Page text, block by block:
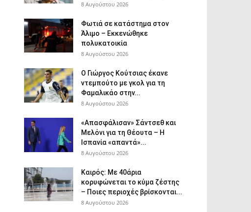
8 Αυγούστου 2026
Φωτιά σε κατάστημα στον
Άλιμο – Εκκενώθηκε
πολυκατοικία
8 Αυγούστου 2026
Ο Γιώργος Κούτσιας έκανε
ντεμπούτο με γκολ για τη
Φαμαλικάο στην...
8 Αυγούστου 2026
«Απασφάλισαν» Σάντσεθ και
Μελόνι για τη Θέουτα – Η
Ισπανία «απαντά»...
8 Αυγούστου 2026
Καιρός: Με 40άρια
κορυφώνεται το κύμα ζέστης
– Ποιες περιοχές βρίσκονται...
8 Αυγούστου 2026